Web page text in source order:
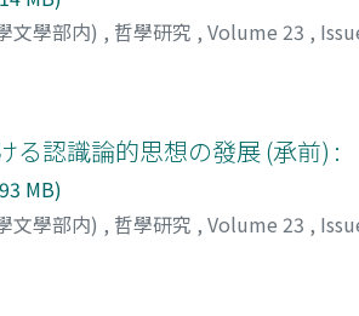
文學部内) , 哲學研究 , Volume 23 ,
る認識論的思想の發展 (承前)
MB)
文學部内) , 哲學研究 , Volume 23 ,